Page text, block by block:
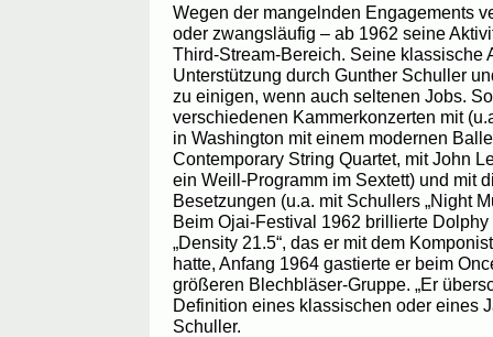
Wegen der mangelnden Engagements
oder zwangsläufig – ab 1962 seine
Third-Stream-Bereich. Seine klassische
Unterstützung durch Gunther Schuller
zu einigen, wenn auch seltenen Jobs.
verschiedenen Kammerkonzerten mit
in Washington mit einem modernen
Contemporary String Quartet, mit John
ein Weill-Programm im Sextett) und mit
Besetzungen (u.a. mit Schullers „Night
Beim Ojai-Festival 1962 brillierte
„Density 21.5“, das er mit dem
hatte, Anfang 1964 gastierte er beim
größeren Blechbläser-Gruppe. „Er
Definition eines klassischen oder eines
Schuller.